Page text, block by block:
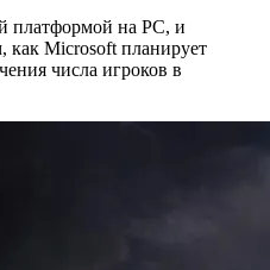
платформой на PC, и
как Microsoft планирует
числа игроков в